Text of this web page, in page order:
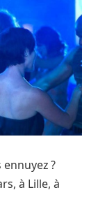
?
à Lille, à